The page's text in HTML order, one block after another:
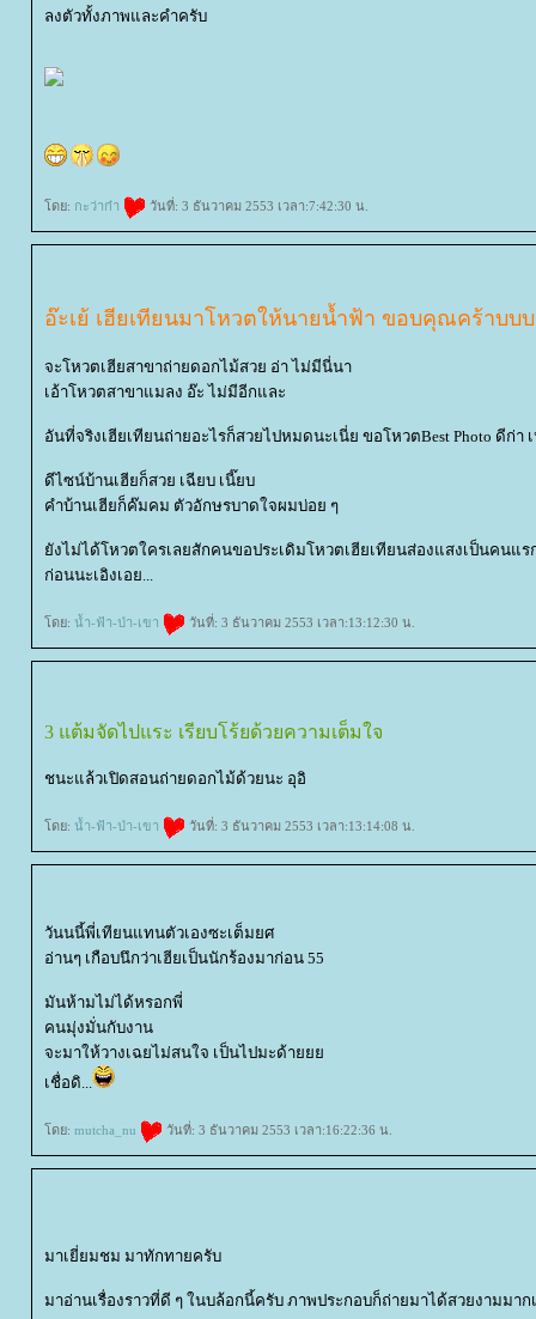
ลงตัวทั้งภาพและคำครับ
ดย: กะว่าก๋า วันที่: 3 ธันวาคม 2553 เวลา:7:42:30 น.
อ๊ะเย้ เฮียเทียนมาโหวตให้นายน้ำฟ้า ขอบคุณคร้าบบบ
จะโหวตเฮียสาขาถ่ายดอกไม้สวย อ่า ไม่มีนี่นา
เอ้าโหวตสาขาแมลง อ๊ะ ไม่มีอีกและ
อันที่จริงเฮียเทียนถ่ายอะไรก็สวยไปหมดนะเนี่ย ขอโหวตBest Photo ดีก่า
ดีไซน์บ้านเฮียก็สวย เฉียบ เนี๊ยบ
คำบ้านเฮียก็ค๊มคม ตัวอักษรบาดใจผมบ่อย ๆ
งไม่ได้โหวตใครเลยสักคนขอประเดิมโหวตเฮียเทียนส่องแสงเป็นคนแร
ก่อนนะเอิงเอย...
ดย: น้ำ-ฟ้า-ป่า-เขา วันที่: 3 ธันวาคม 2553 เวลา:13:12:30 น.
3 แต้มจัดไปแระ เรียบโร้ยด้วยความเต็มใจ
ชนะแล้วเปิดสอนถ่ายดอกไม้ด้วยนะ อุอิ
ดย: น้ำ-ฟ้า-ป่า-เขา วันที่: 3 ธันวาคม 2553 เวลา:13:14:08 น.
วันนนี้พี่เทียนแทนตัวเองซะเต็มยศ
อ่านๆ เกือบนึกว่าเฮียเป็นนักร้องมาก่อน 55
มันห้ามไม่ได้หรอกพี่
คนมุ่งมั่นกับงาน
จะมาให้วางเฉยไม่สนใจ เป็นไปมะด้า
เชื่อดิ...
ดย: mutcha_nu วันที่: 3 ธันวาคม 2553 เวลา:16:22:36 น.
มาเยี่ยมชม มาทักทายครับ
มาอ่านเรื่องราวที่ดี ๆ ในบล้อกนี้ครับ ภาพประกอบก็ถ่ายมาได้สวยงามมาก